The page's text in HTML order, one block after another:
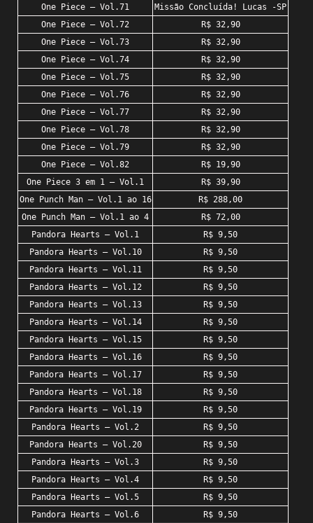
One Piece – Vol.71
Missão Concluída! Lucas -SP
One Piece – Vol.72
R$ 32,90
One Piece – Vol.73
R$ 32,90
One Piece – Vol.74
R$ 32,90
One Piece – Vol.75
R$ 32,90
One Piece – Vol.76
R$ 32,90
One Piece – Vol.77
R$ 32,90
One Piece – Vol.78
R$ 32,90
One Piece – Vol.79
R$ 32,90
One Piece – Vol.82
R$ 19,90
One Piece 3 em 1 – Vol.1
R$ 39,90
One Punch Man – Vol.1 ao 16
R$ 288,00
One Punch Man – Vol.1 ao 4
R$ 72,00
Pandora Hearts – Vol.1
R$ 9,50
Pandora Hearts – Vol.10
R$ 9,50
Pandora Hearts – Vol.11
R$ 9,50
Pandora Hearts – Vol.12
R$ 9,50
Pandora Hearts – Vol.13
R$ 9,50
Pandora Hearts – Vol.14
R$ 9,50
Pandora Hearts – Vol.15
R$ 9,50
Pandora Hearts – Vol.16
R$ 9,50
Pandora Hearts – Vol.17
R$ 9,50
Pandora Hearts – Vol.18
R$ 9,50
Pandora Hearts – Vol.19
R$ 9,50
Pandora Hearts – Vol.2
R$ 9,50
Pandora Hearts – Vol.20
R$ 9,50
Pandora Hearts – Vol.3
R$ 9,50
Pandora Hearts – Vol.4
R$ 9,50
Pandora Hearts – Vol.5
R$ 9,50
Pandora Hearts – Vol.6
R$ 9,50